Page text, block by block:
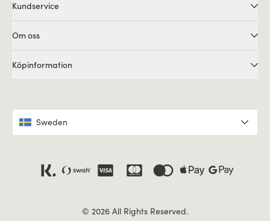
© 2026 All Rights Reserved.
Kundservice
Om oss
Köpinformation
Sweden